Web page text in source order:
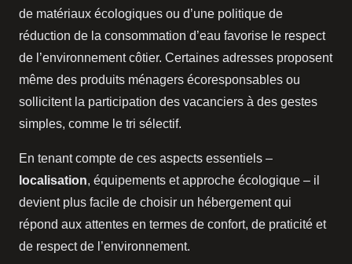
de matériaux écologiques ou d’une politique de
réduction de la consommation d’eau favorise le respect
de l’environnement côtier. Certaines adresses proposent
même des produits ménagers écoresponsables ou
sollicitent la participation des vacanciers à des gestes
simples, comme le tri sélectif.
En tenant compte de ces aspects essentiels –
localisation, équipements et approche écologique – il
devient plus facile de choisir un hébergement qui
répond aux attentes en termes de confort, de praticité et
de respect de l’environnement.